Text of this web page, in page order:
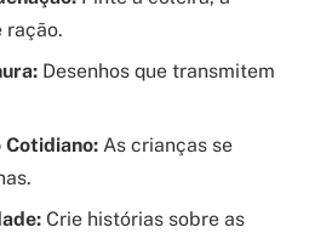
ração.
Desenhos que transmitem
As crianças se
Crie histórias sobre as